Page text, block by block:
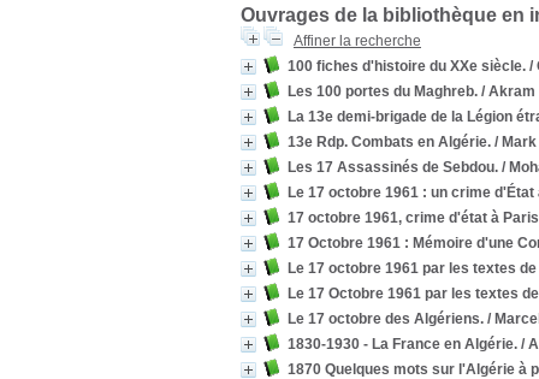
Ouvrages de la bibliothèque en
Affiner la recherche
100 fiches d'histoire du XXe siècle. /
Les 100 portes du Maghreb. / Akram
La 13e demi-brigade de la Légion
13e Rdp. Combats en Algérie. /
Les 17 Assassinés de Sebdou. /
Le 17 octobre 1961 : un crime d'État
17 octobre 1961, crime d'état à
17 Octobre 1961 : Mémoire d'une
Le 17 octobre 1961 par les textes de
Le 17 Octobre 1961 par les textes
Le 17 octobre des Algériens. /
1830-1930 - La France en Algérie. /
1870 Quelques mots sur l'Algérie à